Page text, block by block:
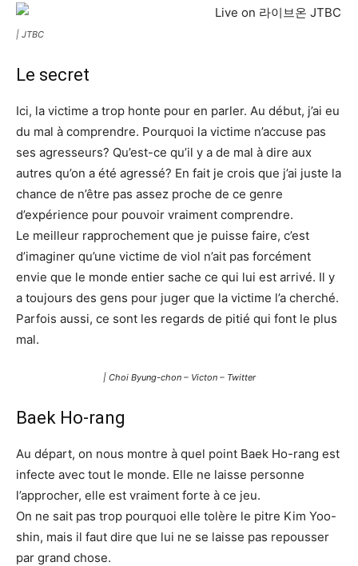
| JTBC
Le secret
Ici, la victime a trop honte pour en parler. Au début, j’ai eu
du mal à comprendre. Pourquoi la victime n’accuse pas
ses agresseurs? Qu’est-ce qu’il y a de mal à dire aux
autres qu’on a été agressé? En fait je crois que j’ai juste la
chance de n’être pas assez proche de ce genre
d’expérience pour pouvoir vraiment comprendre.
Le meilleur rapprochement que je puisse faire, c’est
d’imaginer qu’une victime de viol n’ait pas forcément
envie que le monde entier sache ce qui lui est arrivé. Il y
a toujours des gens pour juger que la victime l’a cherché.
Parfois aussi, ce sont les regards de pitié qui font le plus
mal.
| Choi Byung-chon – Victon – Twitter
Baek Ho-rang
Au départ, on nous montre à quel point Baek Ho-rang est
infecte avec tout le monde. Elle ne laisse personne
l’approcher, elle est vraiment forte à ce jeu.
On ne sait pas trop pourquoi elle tolère le pitre Kim Yoo-
shin, mais il faut dire que lui ne se laisse pas repousser
par grand chose.